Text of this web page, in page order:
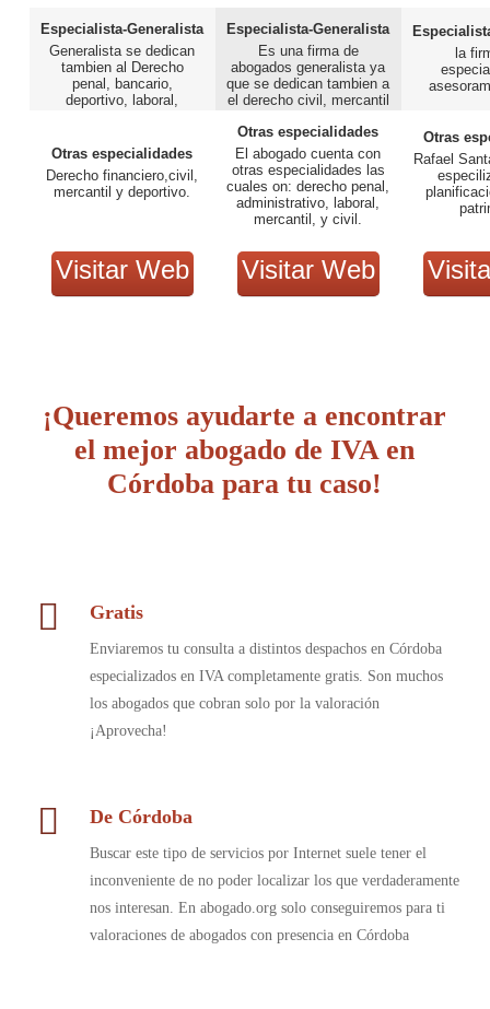
Especialista-Generalista
Generalista se dedican
tambien al Derecho
penal, bancario,
deportivo, laboral,
empresas (fiscal, laboral,
contable)
Otras especialidades
Derecho financiero,civil,
mercantil y deportivo.
Visitar Web
Especialista-Generalista
Es una firma de
abogados generalista ya
que se dedican tambien a
el derecho civil, mercantil
Otras especialidades
El abogado cuenta con
otras especialidades las
cuales on: derecho penal,
administrativo, laboral,
mercantil, y civil.
Visitar Web
la
Otras
Rafael
¡Queremos ayudarte a encontrar
el mejor abogado de IVA en
Córdoba para tu caso!
Gratis
Enviaremos tu consulta a distintos despachos en Córdoba
especializados en IVA completamente gratis. Son muchos
los abogados que cobran solo por la valoración
¡Aprovecha!
De Córdoba
Buscar este tipo de servicios por Internet suele tener el
inconveniente de no poder localizar los que verdaderamente
nos interesan. En abogado.org solo conseguiremos para ti
valoraciones de abogados con presencia en Córdoba